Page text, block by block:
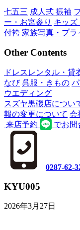
七五三 成人式 振袖
ー・お宮参り キッズ
付袴 家族写真・プラ
Other Contents
ドレスレンタル・貸
なび 呉服・きもの
ウエディング
スズヤ黒磯店につい
報の変更について 会
来店予約
でお問
0287-62-
KYU005
2026年3月27日